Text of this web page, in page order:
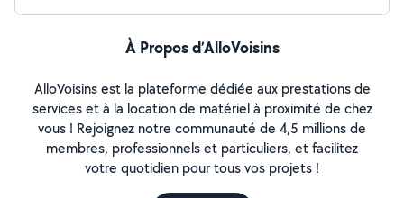
À Propos d’AlloVoisins
AlloVoisins est la plateforme dédiée aux prestations de
services et à la location de matériel à proximité de chez
vous ! Rejoignez notre communauté de 4,5 millions de
membres, professionnels et particuliers, et facilitez
votre quotidien pour tous vos projets !